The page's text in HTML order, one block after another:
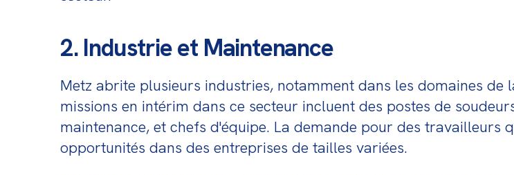
2. Industrie et Maintenance
Metz abrite plusieurs industries, notamment dans les domaines
missions en intérim dans ce secteur incluent des postes de
maintenance, et chefs d'équipe. La demande pour des travailleurs
opportunités dans des entreprises de tailles variées.